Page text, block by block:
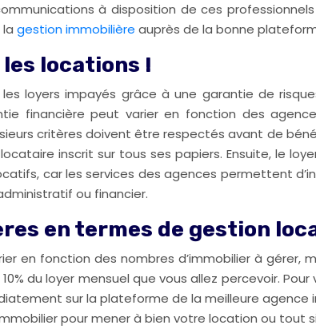
à disposition de ces
gestion immobilière auprès de la bonne
locations !
loyers impayés grâce à une garantie de
financière peut varier en fonction des
critères doivent être respectés avant de
inscrit sur tous ses papiers. Ensuite, le
car les services des agences permettent
ou financier.
en termes de gestion
en fonction des nombres d’immobilier à gérer,
du loyer mensuel que vous allez percevoir.
sur la plateforme de la meilleure agence
pour mener à bien votre location ou tout